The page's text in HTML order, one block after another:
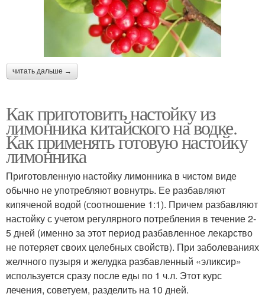
читать дальше →
Как приготовить настойку из
лимонника китайского на водке.
Как применять готовую настойку
лимонника
Приготовленную настойку лимонника в чистом виде
обычно не употребляют вовнутрь. Ее разбавляют
кипяченой водой (соотношение 1:1). Причем разбавляют
настойку с учетом регулярного потребления в течение 2-
5 дней (именно за этот период разбавленное лекарство
не потеряет своих целебных свойств). При заболеваниях
желчного пузыря и желудка разбавленный «эликсир»
используется сразу после еды по 1 ч.л. Этот курс
лечения, советуем, разделить на 10 дней.